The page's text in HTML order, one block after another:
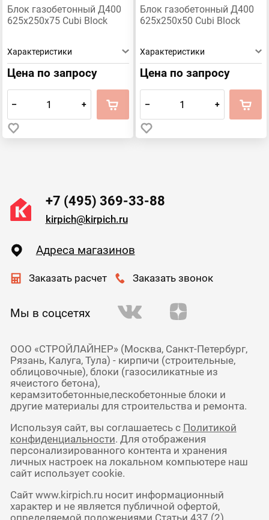
Блок газобетонный Д400
625х250х75 Cubi Block
Характеристики
Цена по запросу
– +
Блок газобетонный Д400
625х250х50 Cubi Block
Характеристики
Цена по запросу
– +
+7 (495) 369-33-88
kirpich@kirpich.ru
Адреса магазинов
Заказать расчет Заказать звонок
Мы в соцсетях
ООО «СТРОЙЛАЙНЕР» (Москва, Санкт-Петербург,
Рязань, Калуга, Тула) - кирпичи (строительные,
облицовочные), блоки (газосиликатные из
ячеистого бетона),
керамзитобетонные,пескобетонные блоки и
другие материалы для строительства и ремонта.
Используя сайт, вы соглашаетесь с Политикой
конфиденциальности. Для отображения
персонализированного контента и хранения
личных настроек на локальном компьютере наш
сайт использует cookie.
Сайт www.kirpich.ru носит информационный
характер и не является публичной офертой,
определяемой положениями Статьи 437 (2)